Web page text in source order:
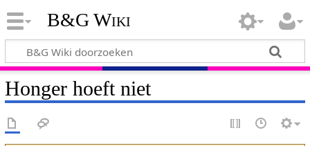
B&G Wiki
Honger hoeft niet